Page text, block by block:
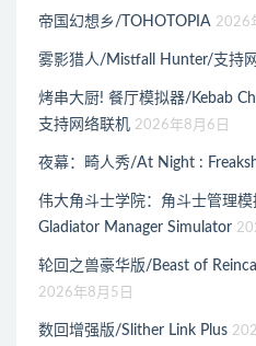
帝国幻想乡/TOHOTOPIA 2026
雾影猎人/Mistfall Hunter/支持
烤串大厨! 餐厅模拟器/Kebab
支持网络联机 2026年8月6日
夜幕：畸人秀/At Night :
伟大角斗士学院：角斗士管理
Gladiator Manager Simulator
轮回之兽豪华版/Beast of
2026年8月5日
数回增强版/Slither Link Plus